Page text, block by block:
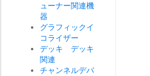
ューナー関連機
器
グラフィックイ
コライザー
デッキ デッキ
関連
チャンネルデバ